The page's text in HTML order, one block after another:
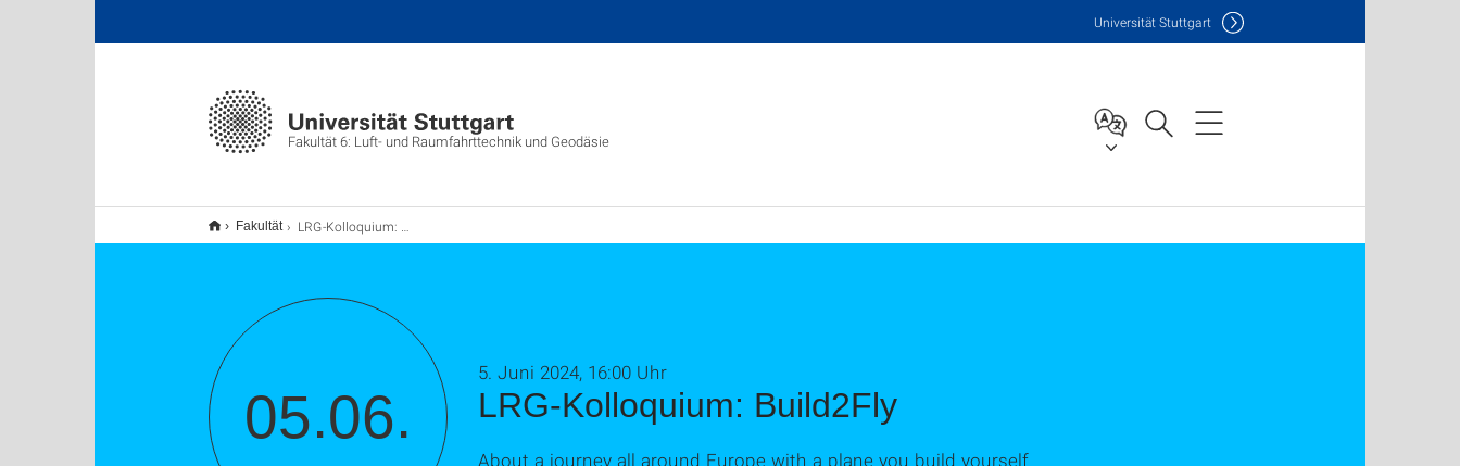
Fakultät 6: Luft- und Raumfahrttechnik und Geodäsie
Universität Stuttgart
Fakultät LRG-Kolloquium: Build2Fly
05.06. LRG-Kolloquium: Build2Fly
5. Juni 2024, 16:00 Uhr
About a journey all around Europe with a plane you build yourself